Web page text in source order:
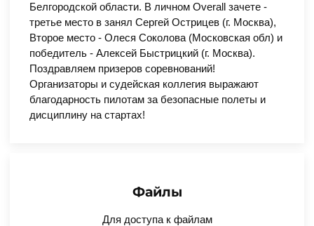
Белгородской области. В личном Overall зачете -
третье место в занял Сергей Острицев (г. Москва),
Второе место - Олеся Соколова (Московская обл) и
победитель - Алексей Быстрицкий (г. Москва).
Поздравляем призеров соревнований!
Организаторы и судейская коллегия выражают
благодарность пилотам за безопасные полеты и
дисциплину на стартах!
Файлы
Для доступа к файлам